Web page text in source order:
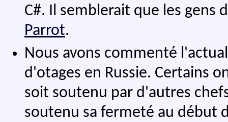
C#. Il semblerait que les gens
Parrot.
Nous avons commenté
d'otages en Russie. Certains
soit soutenu par d'autres
soutenu sa fermeté au début